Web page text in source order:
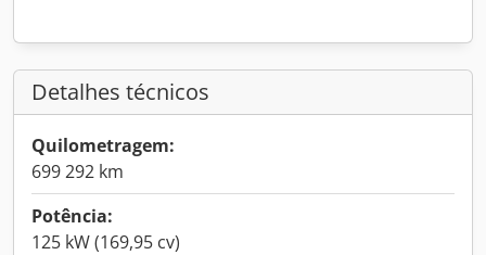
Detalhes técnicos
Quilometragem:
699 292 km
Potência:
125 kW (169,95 cv)